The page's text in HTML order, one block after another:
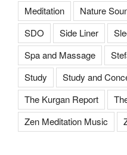
Meditation Nature
SDO
Side Liner
Spa and Massage
Study
Study and
The Kurgan Report
Zen Meditation Music